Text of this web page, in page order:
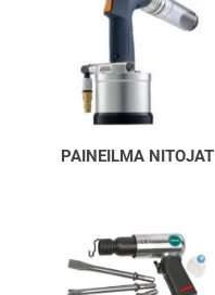
PAINEILMA NITOJAT